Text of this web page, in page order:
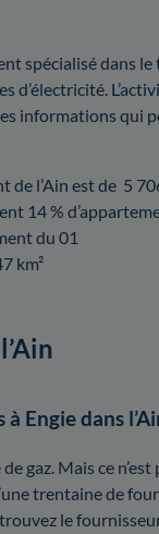
spécialisé dans
d’électricité.
informations qui
de l’Ain est de 5
14 %
du 01
km²
Engie dans
gaz. Mais ce
trentaine de
le